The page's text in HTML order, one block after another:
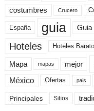
costumbres Crucero
España guia Guia
Hoteles Hoteles
Mapa mapas mejor
México Ofertas pais
Principales Sitios